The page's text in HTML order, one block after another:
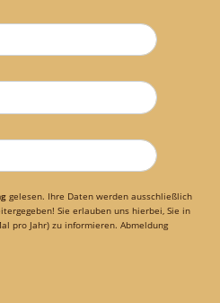
gelesen. Ihre Daten werden ausschließlich
Sie erlauben uns hierbei, Sie in
pro Jahr) zu informieren. Abmeldung